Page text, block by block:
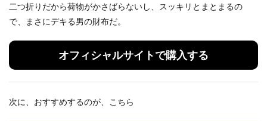
二つ折りだから荷物がかさばらないし、スッキリとまとまるの
で、まさにデキる男の財布だ。
オフィシャルサイトで購入する
次に、おすすめするのが、こちら